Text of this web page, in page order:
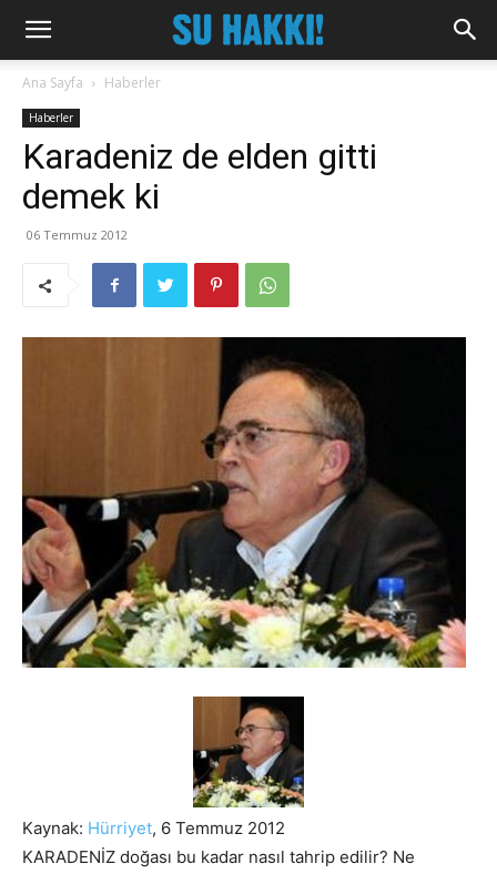
Ana Sayfa Haberler
Haberler
Karadeniz de elden gitti
demek ki
06 Temmuz 2012
Kaynak: Hürriyet, 6 Temmuz 2012
KARADENİZ doğası bu kadar nasıl tahrip edilir? Ne